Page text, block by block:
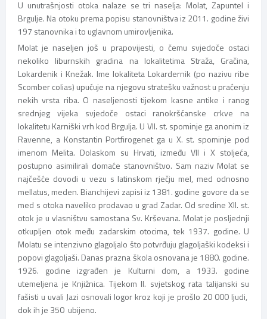
U unutrašnjosti otoka nalaze se tri naselja: Molat, Zapuntel i
Brgulje. Na otoku prema popisu stanovništva iz 2011. godine živi
197 stanovnika i to uglavnom umirovljenika.
Molat je naseljen još u prapovijesti, o čemu svjedoče ostaci
nekoliko liburnskih gradina na lokalitetima Straža, Gračina,
Lokardenik i Knežak. Ime lokaliteta Lokardernik (po nazivu ribe
Scomber colias) upućuje na njegovu stratešku važnost u praćenju
nekih vrsta riba. O naseljenosti tijekom kasne antike i ranog
srednjeg vijeka svjedoče ostaci ranokršćanske crkve na
lokalitetu Karniški vrh kod Brgulja. U VII. st. spominje ga anonim iz
Ravenne, a Konstantin Portfirogenet ga u X. st. spominje pod
imenom Melita. Dolaskom su Hrvati, između VII i X stoljeća,
postupno asimilirali domaće stanovništvo. Sam naziv Molat se
najčešće dovodi u vezu s latinskom rječju mel, med odnosno
mellatus, meden. Bianchijevi zapisi iz 1381. godine govore da se
med s otoka naveliko prodavao u grad Zadar. Od sredine XII. st.
otok je u vlasništvu samostana Sv. Krševana. Molat je posljednji
otkupljen otok među zadarskim otocima, tek 1937. godine. U
Molatu se intenzivno glagoljalo što potvrđuju glagoljaški kodeksi i
popovi glagoljaši. Danas prazna škola osnovana je 1880. godine.
1926. godine izgrađen je Kulturni dom, a 1933. godine
utemeljena je Knjižnica. Tijekom II. svjetskog rata talijanski su
fašisti u uvali Jazi osnovali logor kroz koji je prošlo 20 000 ljudi,
dok ih je 350 ubijeno.